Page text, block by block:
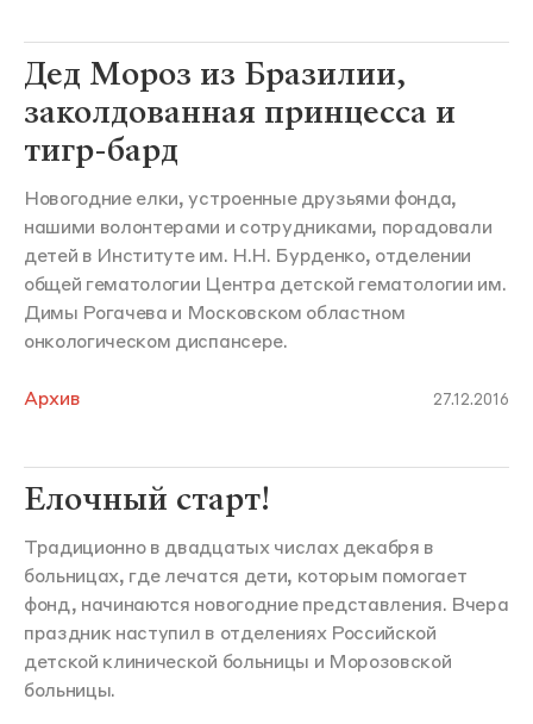
Дед Мороз из Бразилии,
заколдованная принцесса и
тигр-бард
Новогодние елки, устроенные друзьями фонда,
нашими волонтерами и сотрудниками, порадовали
детей в Институте им. Н.Н. Бурденко, отделении
общей гематологии Центра детской гематологии им.
Димы Рогачева и Московском областном
онкологическом диспансере.
Архив 27.12.2016
Елочный старт!
Традиционно в двадцатых числах декабря в
больницах, где лечатся дети, которым помогает
фонд, начинаются новогодние представления. Вчера
праздник наступил в отделениях Российской
детской клинической больницы и Морозовской
больницы.